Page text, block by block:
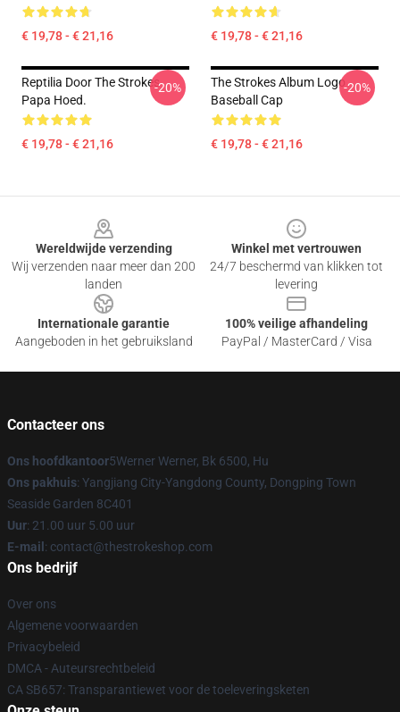
€ 19,78 - € 21,16 € 19,78 - € 21,16
Reptilia Door The Strokes
Papa Hoed.
€ 19,78 - € 21,16
-20%
The Strokes Album Logo
Baseball Cap
€ 19,78 - € 21,16
-20%
Wereldwijde verzending
Wij verzenden naar meer dan 200
landen
Winkel met vertrouwen
24/7 beschermd van klikken tot
levering
Internationale garantie
Aangeboden in het gebruiksland
100% veilige afhandeling
PayPal / MasterCard / Visa
Contacteer ons
Ons hoofdkantoor5Werner Werner, Bk 6500, Hu
Ons pakhuis: Yangjiang City-Yangdong County, Dongping Town
Seaside Garden 8C401
Uur: 21.00 uur 5.00 uur
E-mail : contact@thestrokeshop.com
Ons bedrijf
Over ons
Algemene voorwaarden
Privacybeleid
DMCA - Auteursrechtbeleid
CA SB657: Transparantiewet voor de toeleveringsketen